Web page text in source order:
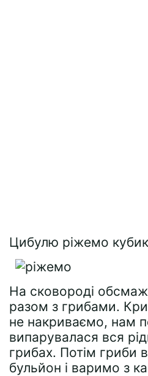
Цибулю ріжемо
На сковороді
разом з грибами.
не накриваємо, нам
випарувалася вся
грибах. Потім гриби
бульйон і варимо з